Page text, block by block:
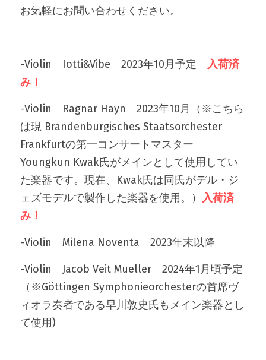
お気軽にお問い合わせください。
-Violin　Iotti&Vibe　2023年10月予定 入荷済
み！
-Violin　Ragnar Hayn　2023年10月（※こちら
は現 Brandenburgisches Staatsorchester
Frankfurtの第一コンサートマスター
Youngkun Kwak氏がメインとして使用してい
た楽器です。現在、Kwak氏は同氏がデル・ジ
ェズモデルで製作した楽器を使用。） 入荷済
み！
-Violin　Milena Noventa　2023年末以降
-Violin　Jacob Veit Mueller　2024年1月頃予定
（※Göttingen Symphonieorchesterの首席ヴ
ィオラ奏者である早川敦史氏もメイン楽器とし
て使用)